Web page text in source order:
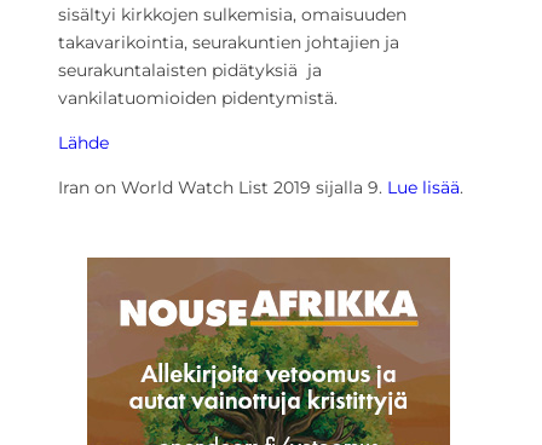
sisältyi kirkkojen sulkemisia, omaisuuden
takavarikointia, seurakuntien johtajien ja
seurakuntalaisten pidätyksiä ja
vankilatuomioiden pidentymistä.
Lähde
Iran on World Watch List 2019 sijalla 9. Lue lisää.